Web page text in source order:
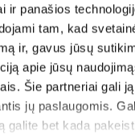
ir panašios
tam, kad
ir, gavus jūsų
apie jūsų
Šie partneriai gali
jų paslaugomis.
galite bet kada
mus
ženklai
iniciatyva
kuponai